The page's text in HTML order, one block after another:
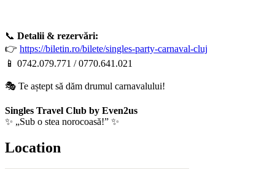
📞 Detalii & rezervări:
👉 https://biletin.ro/bilete/singles-party-carnaval-cluj
📱 0742.079.771 / 0770.641.021
🎭 Te aștept să dăm drumul carnavalului!
Singles Travel Club by Even2us
✨ „Sub o stea norocoasă!” ✨
Location